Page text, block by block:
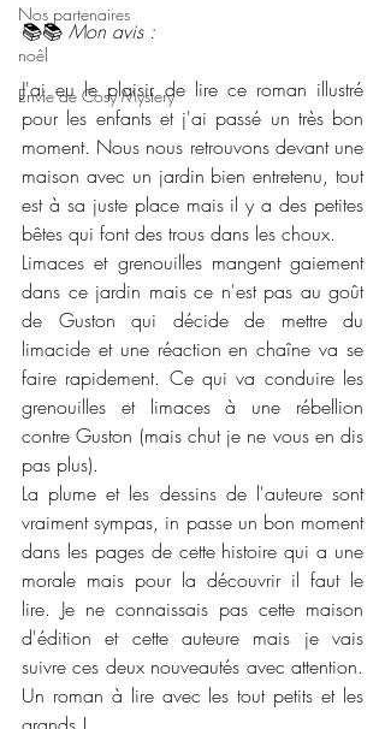
Nos partenaires
noêl
Envie de Cosy Mystery
📚📚 Mon avis :
J'ai eu le plaisir de lire ce roman illustré
pour les enfants et j'ai passé un très bon
moment. Nous nous retrouvons devant une
maison avec un jardin bien entretenu, tout
est à sa juste place mais il y a des petites
bêtes qui font des trous dans les choux.
Limaces et grenouilles mangent gaiement
dans ce jardin mais ce n'est pas au goût
de Guston qui décide de mettre du
limacide et une réaction en chaîne va se
faire rapidement. Ce qui va conduire les
grenouilles et limaces à une rébellion
contre Guston (mais chut je ne vous en dis
pas plus).
La plume et les dessins de l'auteure sont
vraiment sympas, in passe un bon moment
dans les pages de cette histoire qui a une
morale mais pour la découvrir il faut le
lire. Je ne connaissais pas cette maison
d'édition et cette auteure mais je vais
suivre ces deux nouveautés avec attention.
Un roman à lire avec les tout petits et les
grands !